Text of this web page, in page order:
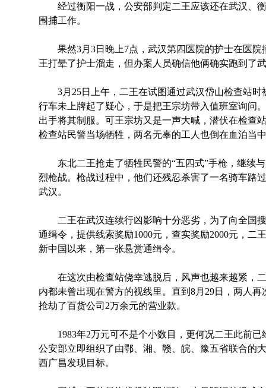
经过衡阳一战，公安部判定二王应该还在武汉、衡
围捕工作。
果然3月3日晚上7点，武汉第四医院的护士在医院
王打晕了护士溜走，但办案人员确信他俩确实跑到了
3月25日上午，二王在试图通过武汉岱山检查站时
行车未上牌起了疑心，于是把王宗坊带入值班室询问
出手将其制服。可王宗坊又是一声大喊，潜伏在检查
检查站民警当场牺牲，两名无辜的工人也倒在血泊当
东北二王抢走了牺牲民警的“五四式”手枪，继续与
烈枪战。枪战过程中，他们还残忍杀害了一名骑车路
武汉。
二王在武汉连续行凶影响十分恶劣，为了向全国搜
通缉令，提供线索奖励1000元，查实奖励2000元，二
新中国以来，第一张悬赏通缉令。
在这次由检查站侥幸逃脱后，风声也越来越紧，二
内都未曾出现在警方的视线里。直到8月29日，两人
抢劫了百货公司2万余元的营业款。
1983年2万元可不是个小数目，更何况二王此前已
公安部立即组织了由鄂、湘、赣、皖、豫五省联合的
西广昌发现目标。